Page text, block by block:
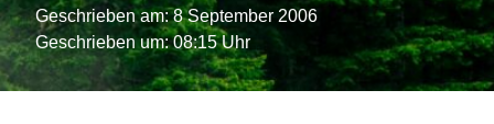
Geschrieben am: 8 September 2006
Geschrieben um: 08:15 Uhr